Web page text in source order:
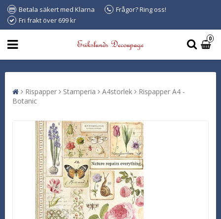
Betala säkert med Klarna
Frågor? Ring oss!
Fri frakt över 699 kr
0
Rispapper Stamperia A4storlek
Rispapper A4 -
Botanic